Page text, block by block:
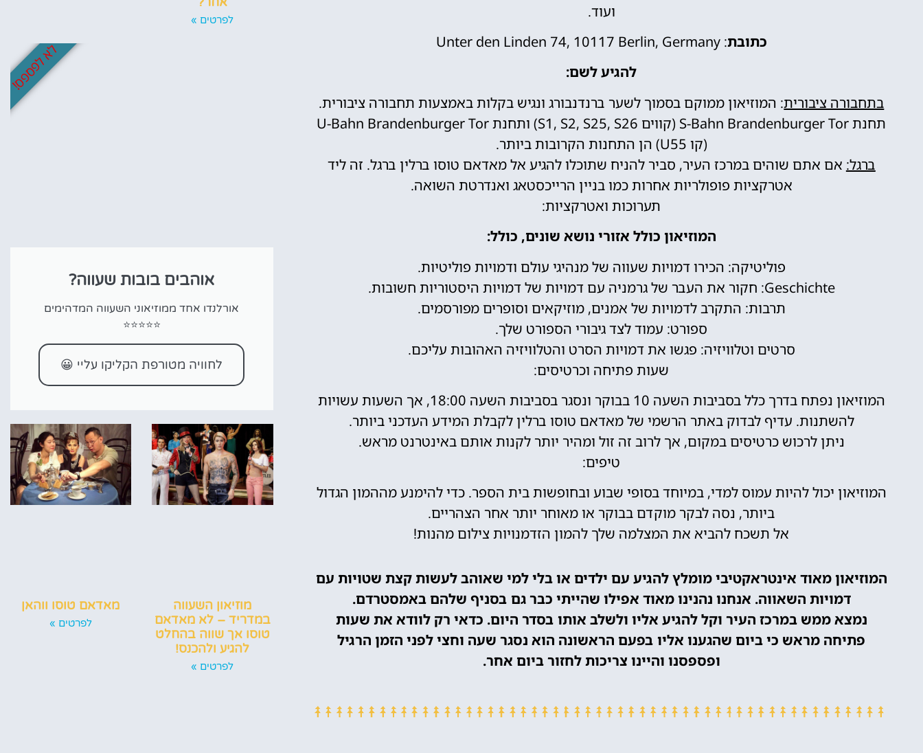
ועוד.
כתובת: Unter den Linden 74, 10117 Berlin, Germany
להגיע לשם:
בתחבורה ציבורית: המוזיאון ממוקם בסמוך לשער ברנדנבורג ונגיש בקלות באמצעות תחבורה ציבורית.
תחנת S-Bahn Brandenburger Tor (קווים S1, S2, S25, S26) ותחנת U-Bahn Brandenburger Tor
(קו U55) הן התחנות הקרובות ביותר.
ברגל: אם אתם שוהים במרכז העיר, סביר להניח שתוכלו להגיע אל מאדאם טוסו ברלין ברגל. זה ליד
אטרקציות פופולריות אחרות כמו בניין הרייכסטאג ואנדרטת השואה.
תערוכות ואטרקציות:
המוזיאון כולל אזורי נושא שונים, כולל:
פוליטיקה: הכירו דמויות שעווה של מנהיגי עולם ודמויות פוליטיות.
Geschichte: חקור את העבר של גרמניה עם דמויות של דמויות היסטוריות חשובות.
תרבות: התקרב לדמויות של אמנים, מוזיקאים וסופרים מפורסמים.
ספורט: עמוד לצד גיבורי הספורט שלך.
סרטים וטלוויזיה: פגשו את דמויות הסרט והטלוויזיה האהובות עליכם.
שעות פתיחה וכרטיסים:
המוזיאון נפתח בדרך כלל בסביבות השעה 10 בבוקר ונסגר בסביבות השעה 18:00, אך השעות עשויות
להשתנות. עדיף לבדוק באתר הרשמי של מאדאם טוסו ברלין לקבלת המידע העדכני ביותר.
ניתן לרכוש כרטיסים במקום, אך לרוב זה זול ומהיר יותר לקנות אותם באינטרנט מראש.
טיפים:
המוזיאון יכול להיות עמוס למדי, במיוחד בסופי שבוע ובחופשות בית הספר. כדי להימנע מההמון הגדול
ביותר, נסה לבקר מוקדם בבוקר או מאוחר יותר אחר הצהריים.
אל תשכח להביא את המצלמה שלך להמון הזדמנויות צילום מהנות!
המוזיאון מאוד אינטראקטיבי מומלץ להגיע עם ילדים או בלי למי שאוהב לעשות קצת שטויות עם
דמויות השאווה. אנחנו נהנינו מאוד אפילו שהייתי כבר גם בסניף שלהם באמסטרדם.
נמצא ממש במרכז העיר וקל להגיע אליו ולשלב אותו בסדר היום. כדאי רק לוודא את שעות
פתיחה מראש כי ביום שהגענו אליו בפעם הראשונה הוא נסגר שעה וחצי לפני הזמן הרגיל
ופספסנו והיינו צריכות לחזור ביום אחר.
לפרטים »
אוהבים בובות שעווה?
אורלנדו אחד ממוזיאוני השעווה המדהימים
⭐⭐⭐⭐⭐
לחוויה מטורפת הקליקו עליי 😀
לא לפספס!
מוזיאון השעווה
במדריד – לא מאדאם
טוסו אך שווה בהחלט
להגיע ולהכנס!
לפרטים »
מאדאם טוסו ווהאן
לפרטים »